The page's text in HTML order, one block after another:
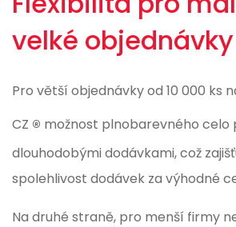
velké objednávky
Pro větší objednávky od 10 000 ks
CZ ® možnost plnobarevného celo
dlouhodobými dodávkami, což
spolehlivost dodávek za výhodné
Na druhé straně, pro menší firmy